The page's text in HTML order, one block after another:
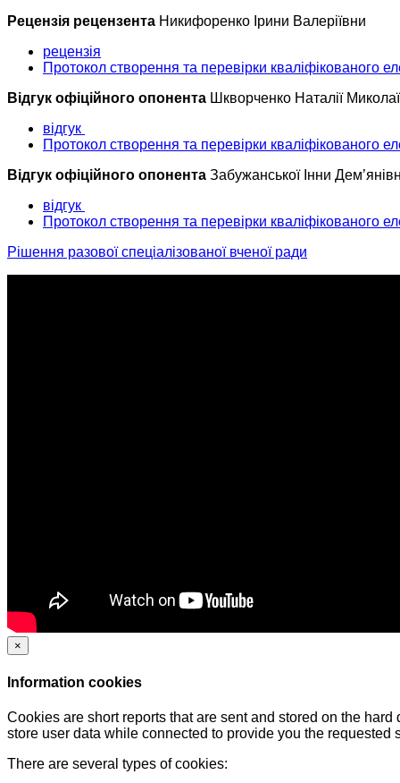
Рецензія рецензента Никифоренко Ірини Валеріївни
рецензія
Протокол створення та перевірки кваліфікованого
Відгук офіційного опонента Шкворченко Наталії
відгук
Протокол створення та перевірки кваліфікованого
Відгук офіційного опонента Забужанської Інни
відгук
Протокол створення та перевірки кваліфікованого
Рішення разової спеціалізованої вченої ради
×
Information cookies
Cookies are short reports that are sent and stored on the
store user data while connected to provide you the
There are several types of cookies: